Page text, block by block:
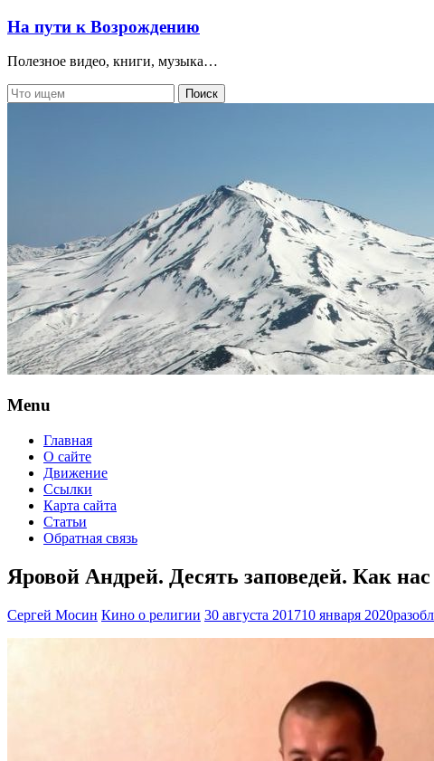
На пути к Возрождению
Полезное видео, книги, музыка…
Menu
Главная
О сайте
Движение
Ссылки
Карта сайта
Статьи
Обратная связь
Яровой Андрей. Десять заповедей. Как
Сергей Мосин Кино о религии 30 августа 201710 января 2020